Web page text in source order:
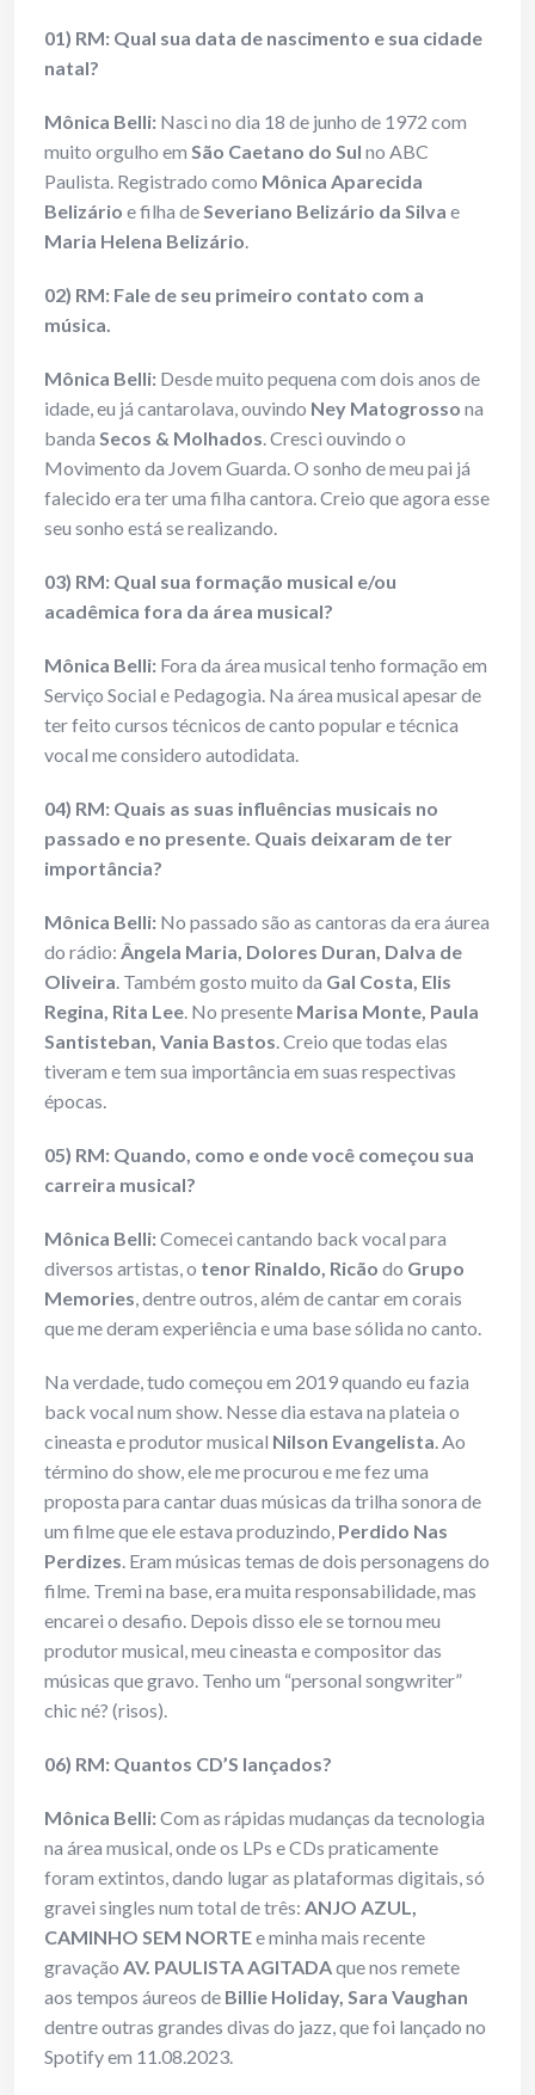
01) RM: Qual sua data de nascimento e sua cidade
natal?
Mônica Belli: Nasci no dia 18 de junho de 1972 com
muito orgulho em São Caetano do Sul no ABC
Paulista. Registrado como Mônica Aparecida
Belizário e filha deSeveriano Belizário da Silva e
Maria Helena Belizário.
02) RM: Fale de seu primeiro contato com a
música.
Mônica Belli: Desde muito pequena com dois anos de
idade, eu já cantarolava, ouvindo Ney Matogrosso na
banda Secos & Molhados. Cresci ouvindo o
Movimento da Jovem Guarda. O sonho de meu pai já
falecido era ter uma filha cantora. Creio que agora esse
seu sonho está se realizando.
03) RM: Qual sua formação musical e/ou
acadêmica fora da área musical?
Mônica Belli: Fora da área musical tenho formação em
Serviço Social e Pedagogia. Na área musical apesar de
ter feito cursos técnicos de canto popular e técnica
vocal me considero autodidata.
04) RM: Quais as suas influências musicais no
passado e no presente. Quais deixaram de ter
importância?
Mônica Belli: No passado são as cantoras da era áurea
do rádio: Ângela Maria, Dolores Duran, Dalva de
Oliveira. Também gosto muito da Gal Costa, Elis
Regina, Rita Lee. No presente Marisa Monte, Paula
Santisteban, Vania Bastos. Creio que todas elas
tiveram e tem sua importância em suas respectivas
épocas.
05) RM: Quando, como e onde você começou sua
carreira musical?
Mônica Belli:Comecei cantando back vocal para
diversos artistas, o tenor Rinaldo, Ricão do Grupo
Memories, dentre outros, além de cantar em corais
que me deram experiência e uma base sólida no canto.
Na verdade, tudo começou em 2019 quando eu fazia
back vocal num show. Nesse dia estava na plateia o
cineasta e produtor musical Nilson Evangelista. Ao
término do show, ele me procurou e me fez uma
proposta para cantar duas músicas da trilha sonora de
um filme que ele estava produzindo, Perdido Nas
Perdizes. Eram músicas temas de dois personagens do
filme. Tremi na base, era muita responsabilidade, mas
encarei o desafio. Depois disso ele se tornou meu
produtor musical, meu cineasta e compositor das
músicas que gravo. Tenho um “personal songwriter”
chic né? (risos).
06) RM: Quantos CD’S lançados?
Mônica Belli:Com as rápidas mudanças da tecnologia
na área musical, onde os LPs e CDs praticamente
foram extintos, dando lugar as plataformas digitais, só
gravei singles num total de três: ANJO AZUL,
CAMINHO SEM NORTEe minha mais recente
gravação AV. PAULISTA AGITADAque nos remete
aos tempos áureos de Billie Holiday, Sara Vaughan
dentre outras grandes divas do jazz, que foi lançado no
Spotify em 11.08.2023.